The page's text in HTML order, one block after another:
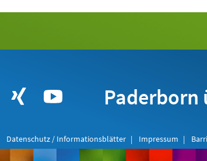
Paderborn
Datenschutz / Informationsblätter Impressum